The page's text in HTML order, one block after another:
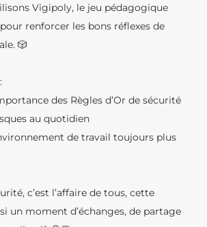
Vigipoly, le jeu pédagogique
renforcer les bons réflexes de
🎲
des Règles d’Or de sécurité
au quotidien
de travail toujours plus
c’est l’affaire de tous, cette
un moment d’échanges, de partage